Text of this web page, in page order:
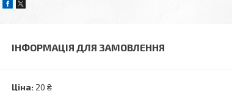
ІНФОРМАЦІЯ ДЛЯ ЗАМОВЛЕННЯ
Ціна: 20 ₴